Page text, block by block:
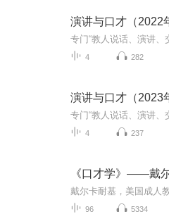
演讲与口才（2022
专门“教人说话、演讲、
4 282
演讲与口才（2023
专门“教人说话、演讲、
4 237
《口才学》——戴
96 5334